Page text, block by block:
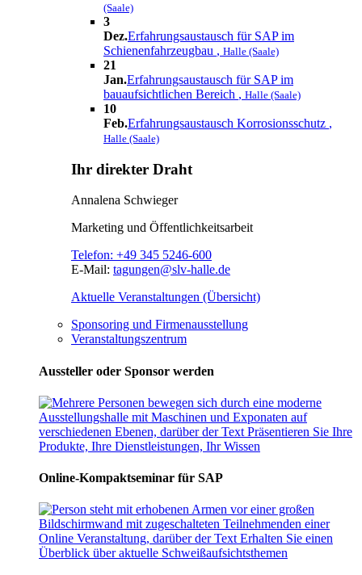
(Saale)
3
Dez.Erfahrungsaustausch für SAP im
Schienenfahrzeugbau , Halle (Saale)
21
Jan.Erfahrungsaustausch für SAP im
bauaufsichtlichen Bereich , Halle (Saale)
10
Feb.Erfahrungsaustausch Korrosionsschutz ,
Halle (Saale)
Ihr direkter Draht
Annalena Schwieger
Marketing und Öffentlichkeitsarbeit
Telefon: +49 345 5246-600
E-Mail: tagungen@slv-halle.de
Aktuelle Veranstaltungen (Übersicht)
Sponsoring und Firmenausstellung
Veranstaltungszentrum
Aussteller oder Sponsor werden
Online-Kompaktseminar für SAP